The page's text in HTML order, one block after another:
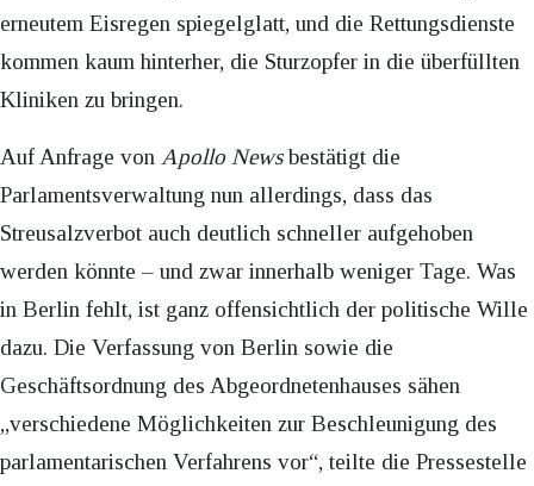
erneutem Eisregen spiegelglatt, und die Rettungsdienste
kommen kaum hinterher, die Sturzopfer in die überfüllten
Kliniken zu bringen.
Auf Anfrage von Apollo Newsbestätigt die
Parlamentsverwaltung nun allerdings, dass das
Streusalzverbot auch deutlich schneller aufgehoben
werden könnte – und zwar innerhalb weniger Tage. Was
in Berlin fehlt, ist ganz offensichtlich der politische Wille
dazu. Die Verfassung von Berlin sowie die
Geschäftsordnung des Abgeordnetenhauses sähen
„verschiedene Möglichkeiten zur Beschleunigung des
parlamentarischen Verfahrens vor“, teilte die Pressestelle